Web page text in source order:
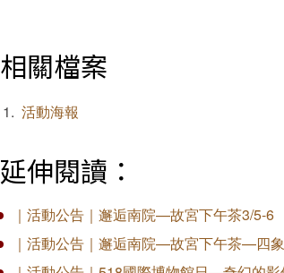
相關檔案
活動海報
延伸閱讀：
｜活動公告｜邂逅南院—故宮下午茶3/5-6
｜活動公告｜邂逅南院—故宮下午茶—四